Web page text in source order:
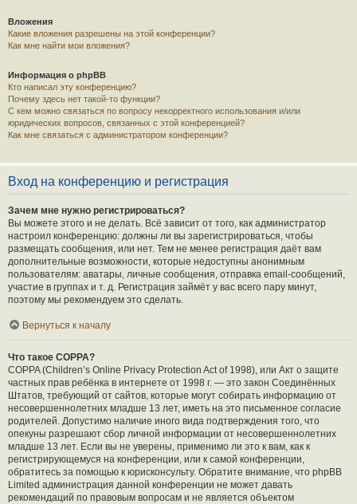
Вложения
Какие вложения разрешены на этой конференции?
Как мне найти мои вложения?
Информация о phpBB
Кто написал эту конференцию?
Почему здесь нет такой-то функции?
С кем можно связаться по вопросу некорректного использования и/или
юридических вопросов, связанных с этой конференцией?
Как мне связаться с администратором конференции?
Вход на конференцию и регистрация
Зачем мне нужно регистрироваться?
Вы можете этого и не делать. Всё зависит от того, как администратор
настроил конференцию: должны ли вы зарегистрироваться, чтобы
размещать сообщения, или нет. Тем не менее регистрация даёт вам
дополнительные возможности, которые недоступны анонимным
пользователям: аватары, личные сообщения, отправка email-сообщений,
участие в группах и т. д. Регистрация займёт у вас всего пару минут,
поэтому мы рекомендуем это сделать.
Вернуться к началу
Что такое COPPA?
COPPA (Children’s Online Privacy Protection Act of 1998), или Акт о защите
частных прав ребёнка в интернете от 1998 г. — это закон Соединённых
Штатов, требующий от сайтов, которые могут собирать информацию от
несовершеннолетних младше 13 лет, иметь на это письменное согласие
родителей. Допустимо наличие иного вида подтверждения того, что
опекуны разрешают сбор личной информации от несовершеннолетних
младше 13 лет. Если вы не уверены, применимо ли это к вам, как к
регистрирующемуся на конференции, или к самой конференции,
обратитесь за помощью к юрисконсульту. Обратите внимание, что phpBB
Limited администрация данной конференции не может давать
рекомендаций по правовым вопросам и не является объектом